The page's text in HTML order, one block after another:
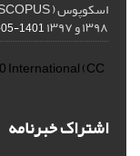
۱۳۹۸ و ۱۳۹۷ 1401-05-08
International(CC
اشتراک خبرنامه